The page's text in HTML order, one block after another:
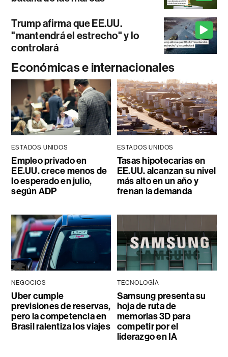
Trump afirma que EE.UU.
"mantendrá el estrecho" y lo
controlará
Económicas e internacionales
ESTADOS UNIDOS
Empleo privado en
EE.UU. crece menos de
lo esperado en julio,
según ADP
ESTADOS UNIDOS
Tasas hipotecarias en
EE.UU. alcanzan su nivel
más alto en un año y
frenan la demanda
NEGOCIOS
Uber cumple
previsiones de reservas,
pero la competencia en
Brasil ralentiza los viajes
TECNOLOGÍA
Samsung presenta su
hoja de ruta de
memorias 3D para
competir por el
liderazgo en IA